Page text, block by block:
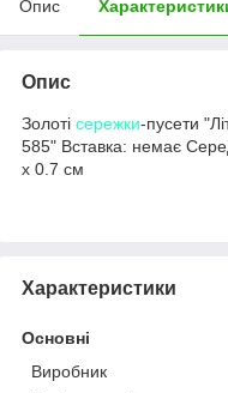
Опис
Опис
Золоті сережки-пусети
585" Вставка: немає
х 0.7 см
Характеристики
Основні
Виробник